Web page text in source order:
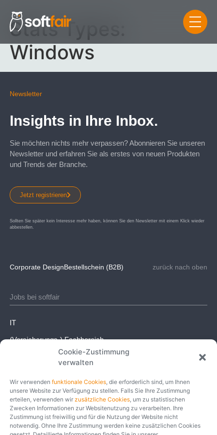
Cookie-Zustimmung
verwalten
Wir verwenden funktionale Cookies, die erforderlich sind, um Ihnen
unsere Website zur Verfügung zu stellen. Falls Sie Ihre Zustimmung
erteilen, verwenden wir zusätzliche Cookies, um zu statistischen
Zwecken Informationen zur Websitenutzung zu verarbeiten. Ihre
Zustimmung ist freiwillig und für die Nutzung der Website nicht
notwendig. Ohne Ihre Zustimmung werden keine zusätzlichen Cookies
Stats Types:
Windows
Newsletter
Insights in Ihre Inbox.
Sie möchten nichts mehr verpassen? Abonnieren Sie unseren
Newsletter und erfahren Sie als erstes von neuen Produkten
und Trends der Branche.
Jetzt registrieren
Sollten Sie später kein Interesse mehr haben, können Sie den Newsletter mit einem Klick wieder
abbestellen.
Corporate DesignBestellschein (B2B) zurück nach oben
Jobs bei softfair
IT
(Versicherungs-) Fachbereich
Kaufmännischer Bereich
Social
Instagram